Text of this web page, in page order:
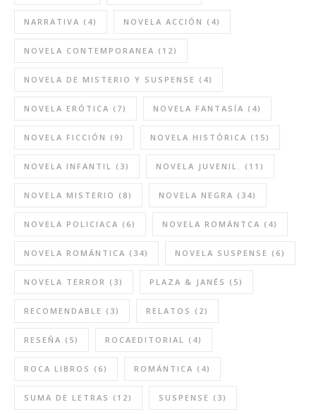
NARRATIVA (4) NOVELA ACCIÓN (4)
NOVELA CONTEMPORANEA (12)
NOVELA DE MISTERIO Y SUSPENSE (4)
NOVELA ERÓTICA (7) NOVELA FANTASÍA (4)
NOVELA FICCIÓN (9) NOVELA HISTÓRICA (15)
NOVELA INFANTIL (3) NOVELA JUVENIL. (11)
NOVELA MISTERIO (8) NOVELA NEGRA (34)
NOVELA POLICIACA (6) NOVELA ROMÁNTCA (4)
NOVELA ROMÁNTICA (34) NOVELA SUSPENSE (6)
NOVELA TERROR (3) PLAZA & JANÉS (5)
RECOMENDABLE (3) RELATOS (2)
RESEÑA (5) ROCAEDITORIAL (4)
ROCA LIBROS (6) ROMÁNTICA (4)
SUMA DE LETRAS (12) SUSPENSE (3)